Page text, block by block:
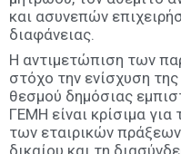
και ασυνεπών
διαφάνειας.
Η αντιμετώπιση των
στόχο την ενίσχυση
θεσμού δημόσιας
ΓΕΜΗ είναι κρίσιμα
των εταιρικών